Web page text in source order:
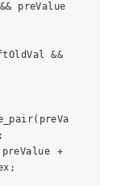
&&
preValue
&&
( preVa
preValue
+
;